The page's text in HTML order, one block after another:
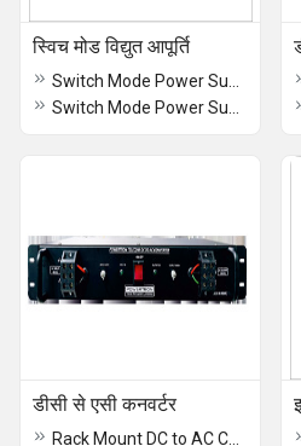
स्विच मोड विद्युत आपूर्ति
डीसी से एसी कनवर्टर